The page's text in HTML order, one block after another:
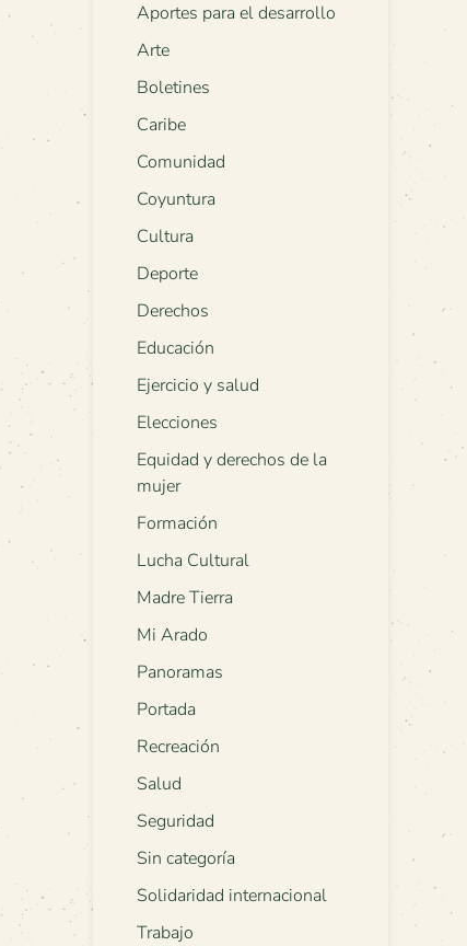
Aportes para el desarrollo
Arte
Boletines
Caribe
Comunidad
Coyuntura
Cultura
Deporte
Derechos
Educación
Ejercicio y salud
Elecciones
Equidad y derechos de la
mujer
Formación
Lucha Cultural
Madre Tierra
Mi Arado
Panoramas
Portada
Recreación
Salud
Seguridad
Sin categoría
Solidaridad internacional
Trabajo